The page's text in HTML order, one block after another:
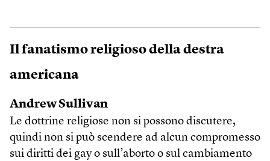
Il fanatismo religioso della destra
americana
Andrew Sullivan
Le dottrine religiose non si possono discutere,
quindi non si può scendere ad alcun compromesso
sui diritti dei gay o sull’aborto o sul cambiamento